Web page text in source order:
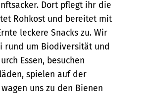
Dort pflegt ihr die
Rohkost und bereitet mit
leckere Snacks zu. Wir
rund um Biodiversität und
Essen, besuchen
spielen auf der
uns zu den Bienen